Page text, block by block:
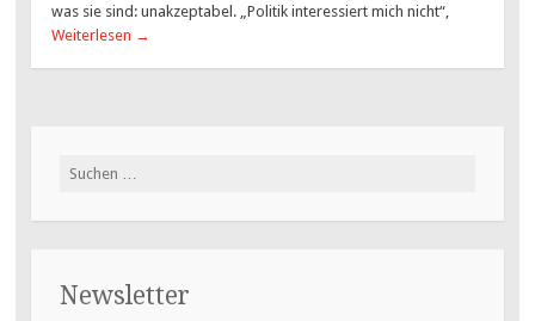
was sie sind: unakzeptabel. „Politik interessiert mich nicht“,
Weiterlesen →
Suchen
Newsletter